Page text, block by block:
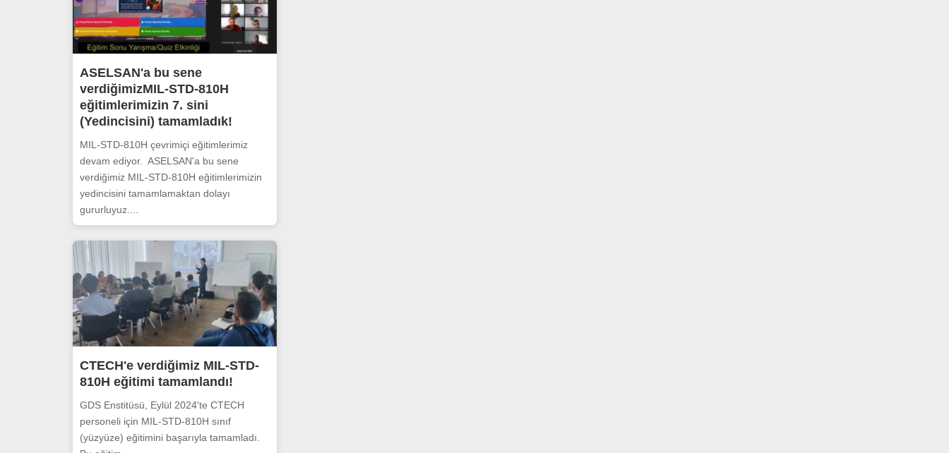
ASELSAN'a bu sene
verdiğimizMIL-STD-810H
eğitimlerimizin 7. sini
(Yedincisini) tamamladık!
MIL-STD-810H çevrimiçi eğitimlerimiz
devam ediyor. ASELSAN'a bu sene
verdiğimiz MIL-STD-810H eğitimlerimizin
yedincisini tamamlamaktan dolayı
gururluyuz....
CTECH'e verdiğimiz MIL-STD-
810H eğitimi tamamlandı!
GDS Enstitüsü, Eylül 2024'te CTECH
personeli için MIL-STD-810H sınıf
(yüzyüze) eğitimini başarıyla tamamladı.